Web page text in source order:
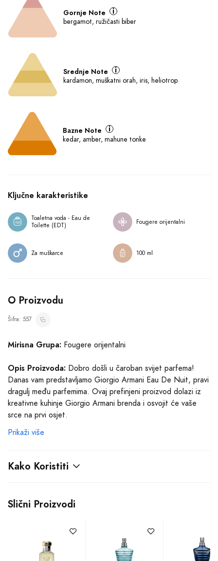
Gornje Note
bergamot, ružičasti biber
Srednje Note
kardamon, muškatni orah, iris, heliotrop
Bazne Note
kedar, amber, mahune tonke
Ključne karakteristike
Toaletna voda - Eau de
Toilette (EDT)
Fougere orijentalni
Za muškarce 100 ml
O Proizvodu
Šifra: 557
Mirisna Grupa: Fougere orijentalni
Opis Proizvoda: Dobro došli u čaroban svijet parfema!
Danas vam predstavljamo Giorgio Armani Eau De Nuit, pravi
dragulj među parfemima. Ovaj prefinjeni proizvod dolazi iz
kreativne kuhinje Giorgio Armani brenda i osvojit će vaše
srce na prvi osjet.
Zamislite sebe kako šetate nepreglednim noćnim ulicama,
Nuit je pravi čarobnjak među parfemima, spajajući najbolje
note fougere orijentalne mirisne grupe.
Njegov neodoljivi otvor obogaćen je osvježavajućim mirisom
bergamota i ružičastog bibera. Uzbuđenje se dalje
pružaju dozu začina koja očarava.
Nuance irisovog cvijeta i heliotropa se prepliću u središnjim
Prikaži više
Kako Koristiti
Slični Proizvodi